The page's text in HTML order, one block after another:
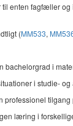
enten fagfæller
(MM533,
bachelorgrad i
i studie-
læring i